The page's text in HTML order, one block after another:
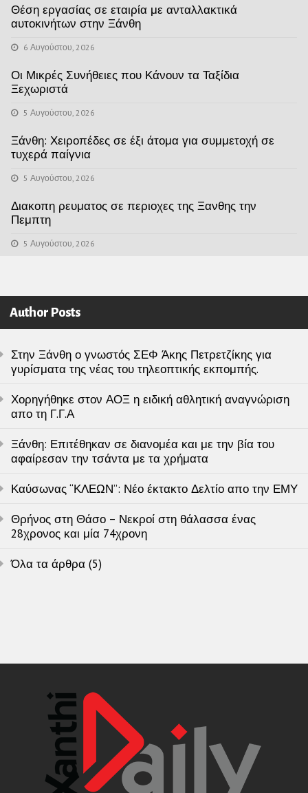
Θέση εργασίας σε εταιρία με ανταλλακτικά
αυτοκινήτων στην Ξάνθη
6 Αυγούστου, 2026
Οι Μικρές Συνήθειες που Κάνουν τα Ταξίδια
Ξεχωριστά
5 Αυγούστου, 2026
Ξάνθη: Χειροπέδες σε έξι άτομα για συμμετοχή σε
τυχερά παίγνια
5 Αυγούστου, 2026
Διακοπη ρευματος σε περιοχες της Ξανθης την
Πεμπτη
5 Αυγούστου, 2026
Author Posts
Στην Ξάνθη ο γνωστός ΣΕΦ Άκης Πετρετζίκης για
γυρίσματα της νέας του τηλεοπτικής εκπομπής.
Χορηγήθηκε στον ΑΟΞ η ειδική αθλητική αναγνώριση
απο τη Γ.Γ.Α
Ξάνθη: Επιτέθηκαν σε διανομέα και με την βία του
αφαίρεσαν την τσάντα με τα χρήματα
Καύσωνας “ΚΛΕΩΝ”: Νέο έκτακτο Δελτίο απο την ΕΜΥ
Θρήνος στη Θάσο – Νεκροί στη θάλασσα ένας
28χρονος και μία 74χρονη
Όλα τα άρθρα (5)